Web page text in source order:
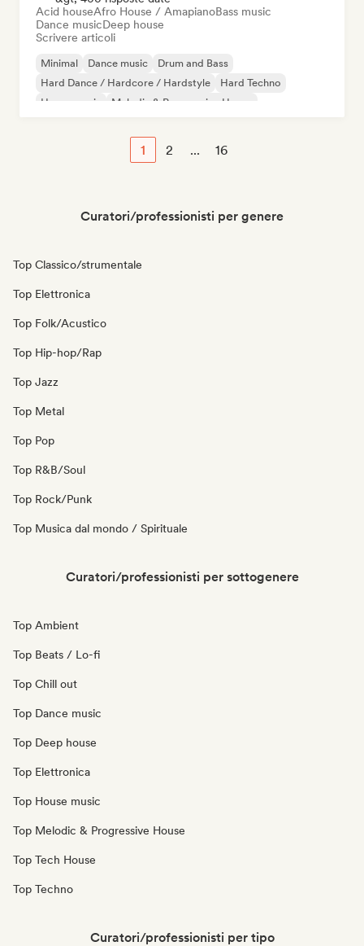
Acid houseAfro House / AmapianoBass music
Dance musicDeep house
Scrivere articoli
Minimal Dance music
Drum and Bass
Hard Dance / Hardcore / Hardstyle
Hard Techno
House music
Melodic & Progressive House
1 2 ... 16
Curatori/professionisti per genere
Top Classico/strumentale
Top Elettronica
Top Folk/Acustico
Top Hip-hop/Rap
Top Jazz
Top Metal
Top Pop
Top R&B/Soul
Top Rock/Punk
Top Musica dal mondo / Spirituale
Curatori/professionisti per sottogenere
Top Ambient
Top Beats / Lo-fi
Top Chill out
Top Dance music
Top Deep house
Top Elettronica
Top House music
Top Melodic & Progressive House
Top Tech House
Top Techno
Curatori/professionisti per tipo